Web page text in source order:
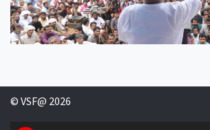
© VSF@ 2026